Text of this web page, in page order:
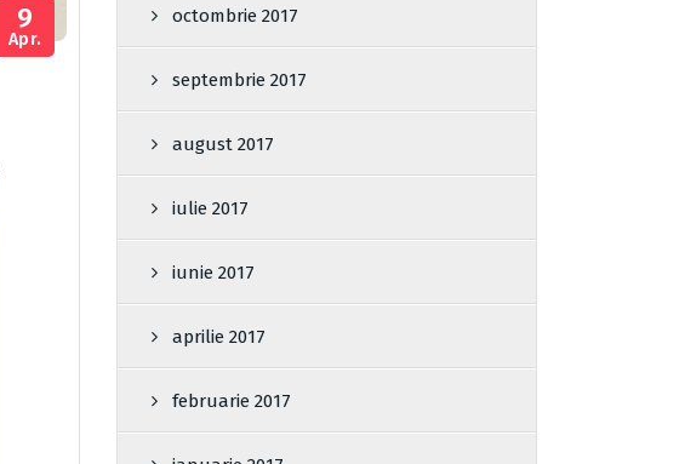
9
Apr.
octombrie 2017
septembrie 2017
august 2017
iulie 2017
iunie 2017
aprilie 2017
februarie 2017